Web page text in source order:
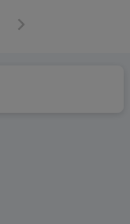
Następna strona